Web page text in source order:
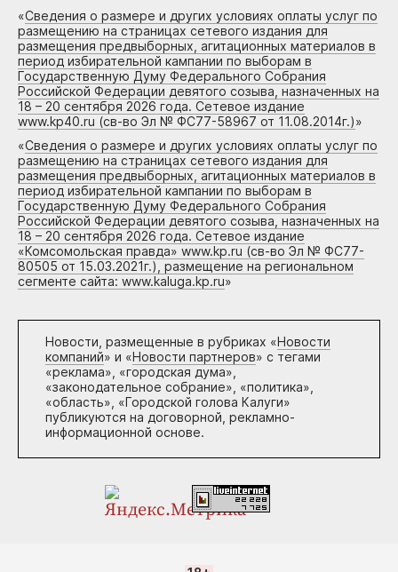
«Сведения о размере и других условиях оплаты услуг по
размещению на страницах сетевого издания для
размещения предвыборных, агитационных материалов в
период избирательной кампании по выборам в
Государственную Думу Федерального Собрания
Российской Федерации девятого созыва, назначенных на
18 – 20 сентября 2026 года. Сетевое издание
www.kp40.ru (св-во Эл № ФС77-58967 от 11.08.2014г.)»
«Сведения о размере и других условиях оплаты услуг по
размещению на страницах сетевого издания для
размещения предвыборных, агитационных материалов в
период избирательной кампании по выборам в
Государственную Думу Федерального Собрания
Российской Федерации девятого созыва, назначенных на
18 – 20 сентября 2026 года. Сетевое издание
«Комсомольская правда» www.kp.ru (св-во Эл № ФС77-
80505 от 15.03.2021г.), размещение на региональном
сегменте сайта: www.kaluga.kp.ru»
Новости, размещенные в рубриках «Новости
компаний» и «Новости партнеров» с тегами
«реклама», «городская дума»,
«законодательное собрание», «политика»,
«область», «Городской голова Калуги»
публикуются на договорной, рекламно-
информационной основе.